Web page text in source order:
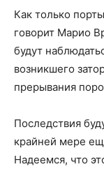
Как только
говорит Марио
будут
возникшего
прерывания
Последствия
крайней мере
Надеемся, что